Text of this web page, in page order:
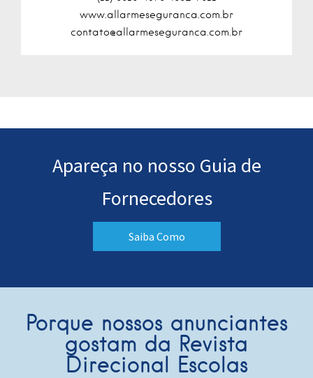
www.allarmeseguranca.com.br
contato@allarmeseguranca.com.br
Apareça no nosso Guia de
Fornecedores
Saiba Como
Porque nossos anunciantes
gostam da Revista
Direcional Escolas